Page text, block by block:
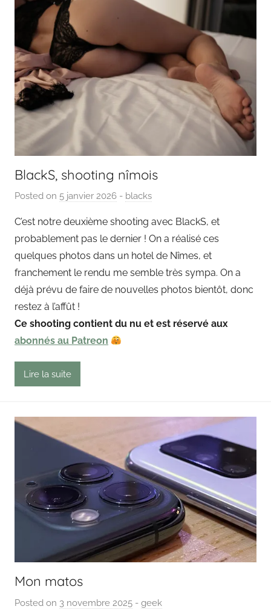
BlackS, shooting nîmois
Posted on 5 janvier 2026 b
P
a
i
n
g
u
t
- blacks
C’est notre deuxième shooting avec BlackS, et
probablement pas le dernier ! On a réalisé ces
quelques photos dans un hotel de Nîmes, et
franchement le rendu me semble très sympa. On a
déjà prévu de faire de nouvelles photos bientôt, donc
restez à l’affût !
Ce shooting contient du nu et est réservé aux
abonnés au Patreon
Lire la suite
Mon matos
Posted on 3 novembre 2025 b- geek